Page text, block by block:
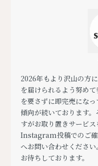
2026年もより沢山の方
を届けられるよう努め
を要さずに即完売にな
傾向が続いております
すがお取り置きサービ
Instagram投稿でのご
へお問い合わせくださ
お待ちしております。